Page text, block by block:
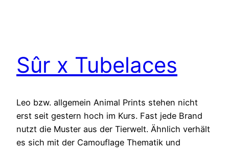
Sûr x Tubelaces
Leo bzw. allgemein Animal Prints stehen nicht
erst seit gestern hoch im Kurs. Fast jede Brand
nutzt die Muster aus der Tierwelt. Ähnlich verhält
es sich mit der Camouflage Thematik und